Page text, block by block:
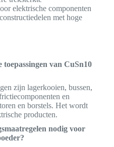
elektrische componenten
met hoge
van CuSn10
zijn lagerkooien, bussen,
en
en borstels. Het wordt
producten.
nodig voor